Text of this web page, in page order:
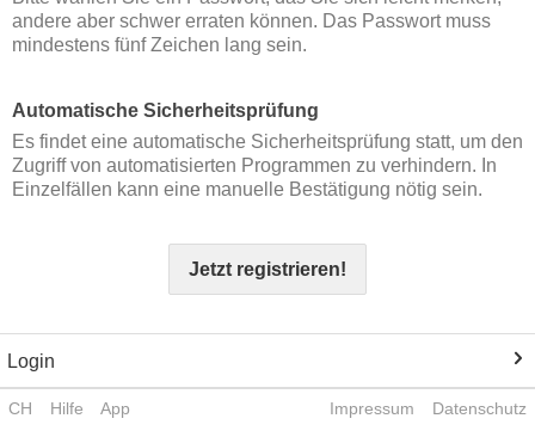
andere aber schwer erraten können. Das Passwort muss
mindestens fünf Zeichen lang sein.
Automatische Sicherheitsprüfung
Es findet eine automatische Sicherheitsprüfung statt, um den
Zugriff von automatisierten Programmen zu verhindern. In
Einzelfällen kann eine manuelle Bestätigung nötig sein.
Jetzt registrieren!
Login
CH Hilfe App Impressum Datenschutz